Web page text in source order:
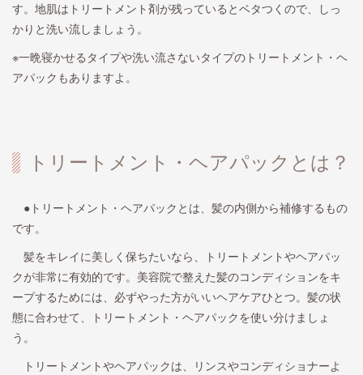
す。地肌はトリートメント剤が残っているとベタつくので、しっ
かりと洗い流しましょう。
※一晩寝かせるタイプや洗い流さないタイプのトリートメント・ヘ
アパックもありますよ。
トリートメント・ヘアパックとは？
●トリートメント・ヘアパックとは、髪の内側から補修するもの
です。
髪をキレイに美しく保ちたいなら、トリートメントやヘアパッ
クが非常に有効的です。美容院で整えた髪のコンディションをキ
ープするためには、必ずやった方がいいヘアケアひとつ。髪の状
態に合わせて、トリートメント・ヘアパックを使い分けましょ
う。
トリートメントやヘアパックは、リンスやコンディショナーよ